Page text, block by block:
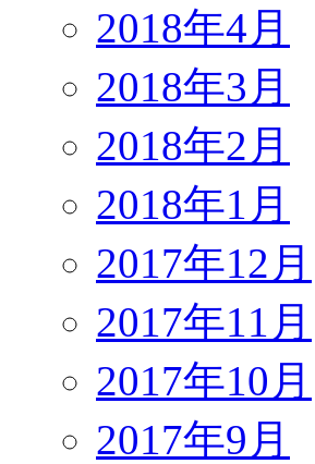
2018年4月
2018年3月
2018年2月
2018年1月
2017年12月
2017年11月
2017年10月
2017年9月